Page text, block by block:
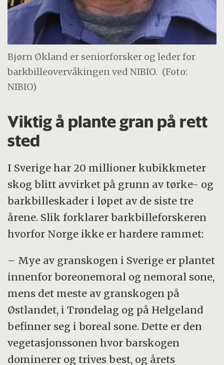
Bjørn Økland er seniorforsker og leder for
barkbilleovervåkingen ved NIBIO. (Foto:
NIBIO)
Viktig å plante gran på rett
sted
I Sverige har 20 millioner kubikkmeter
skog blitt avvirket på grunn av tørke- og
barkbilleskader i løpet av de siste tre
årene. Slik forklarer barkbilleforskeren
hvorfor Norge ikke er hardere rammet:
– Mye av granskogen i Sverige er plantet
innenfor boreonemoral og nemoral sone,
mens det meste av granskogen på
Østlandet, i Trøndelag og på Helgeland
befinner seg i boreal sone. Dette er den
vegetasjonssonen hvor barskogen
dominerer og trives best, og årets